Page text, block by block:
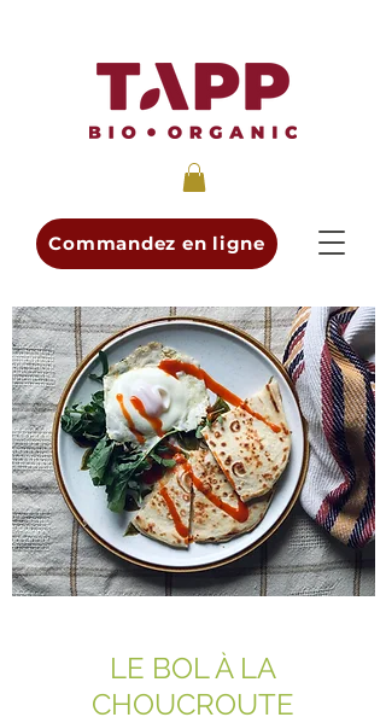
Commandez en ligne
LE BOL À LA
CHOUCROUTE